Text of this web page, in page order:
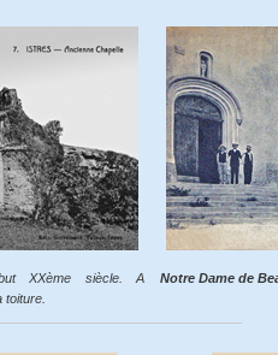
XXème siècle. A
toiture.
Notre Dame de